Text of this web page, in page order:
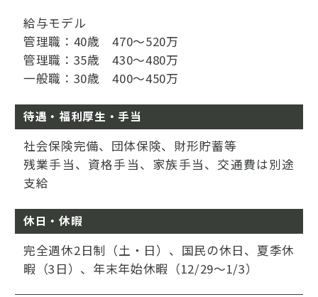
給与モデル
管理職：40歳 470～520万
管理職：35歳 430～480万
一般職：30歳 400～450万
待遇・福利厚生・手当
社会保険完備、団体保険、財形貯蓄等
残業手当、資格手当、家族手当、交通費は別途
支給
休日・休暇
完全週休2日制（土・日）、国民の休日、夏季休
暇（3日）、年末年始休暇（12/29～1/3）